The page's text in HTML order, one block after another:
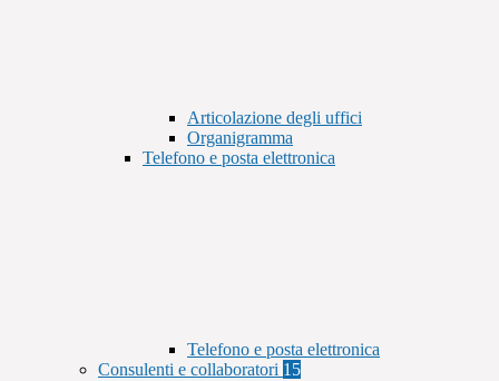
Articolazione degli uffici
Organigramma
Telefono e posta elettronica
Telefono e posta elettronica
Consulenti e collaboratori 15